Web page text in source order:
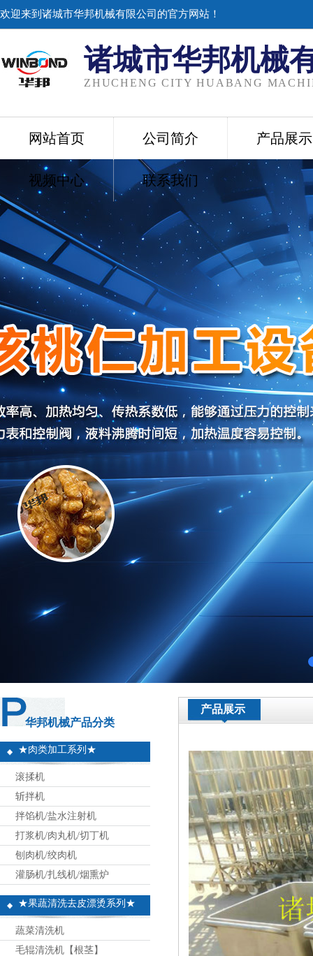
欢迎来到诸城市华邦机械有限公司的官方网站！
诸城市华邦机械
ZHUCHENG CITY HUABANG
网站首页 公司简介 产品展示
视频中心 联系我们
华邦机械产品分类
★肉类加工系列★
滚揉机
斩拌机
拌馅机/盐水注射机
打浆机/肉丸机/切丁机
刨肉机/绞肉机
灌肠机/扎线机/烟熏炉
★果蔬清洗去皮漂烫系列★
蔬菜清洗机
毛辊清洗机【根茎】
产品展示